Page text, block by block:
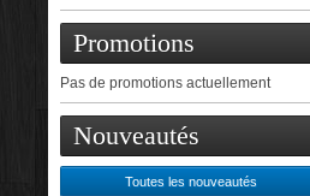
Promotions
Pas de promotions actuellement
Nouveautés
Toutes les nouveautés